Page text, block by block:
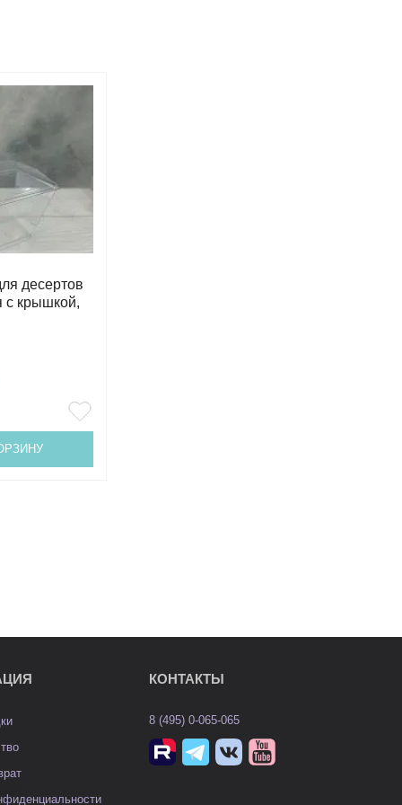
десертов
с крышкой,
КОНТАКТЫ
8 (495) 0-065-065